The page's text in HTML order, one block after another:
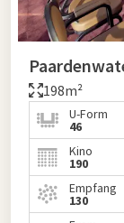
198m²
U-Form
46
Kino
190
Empfang
130